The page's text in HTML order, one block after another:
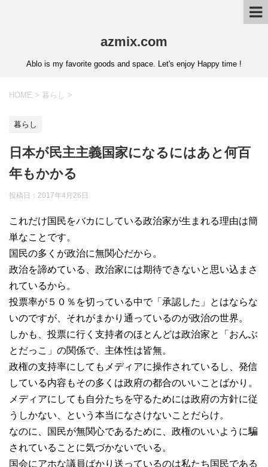
azmix.com
Ablo is my favorite goods and space. Let's enjoy Happy time !
HOME > 暮らし >
暮らし
日本が民主主義国家になるにはあと何百
年もかかる
投稿日： 2017年4月26日
これだけ国民をバカにしている政治家が生まれる理由は簡
単なことです。
国民の多くが政治に無関心だから。
政治を諦めている、政治家には期待できないと思い込まさ
れているから。
投票率が５０％を切っている中で「承認した」とはならな
いのですが、それがまかり通っているのが政治の世界。
しかも、投票に行く支持者のほとんどは政治家と「おんぶ
とだっこ」の関係で、主体性は皆無。
政権の支持率にしてもメディアに操作されているし、発信
している内容もその多くは政府の都合のいいことばかり。
メディアにしても自分たちを守るためには政府の方針に従
うしかない、という本当になさけないことだらけ。
なのに、国民が無関心であるために、政権のいいように騙
されていることに気づかないでいる。
国会にアホな議員ばかり送っているのは私たち国民である